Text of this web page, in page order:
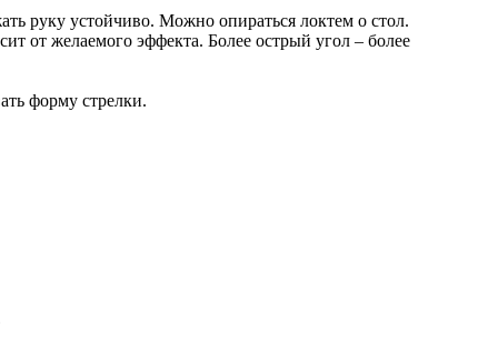
руку устойчиво. Можно опираться локтем о стол.
от желаемого эффекта. Более острый угол – более
форму стрелки.